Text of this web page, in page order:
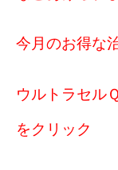
今月のお得な
ウルトラセル
をクリック